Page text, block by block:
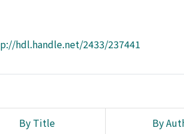
hdl.handle.net/2433/237441
By Title By